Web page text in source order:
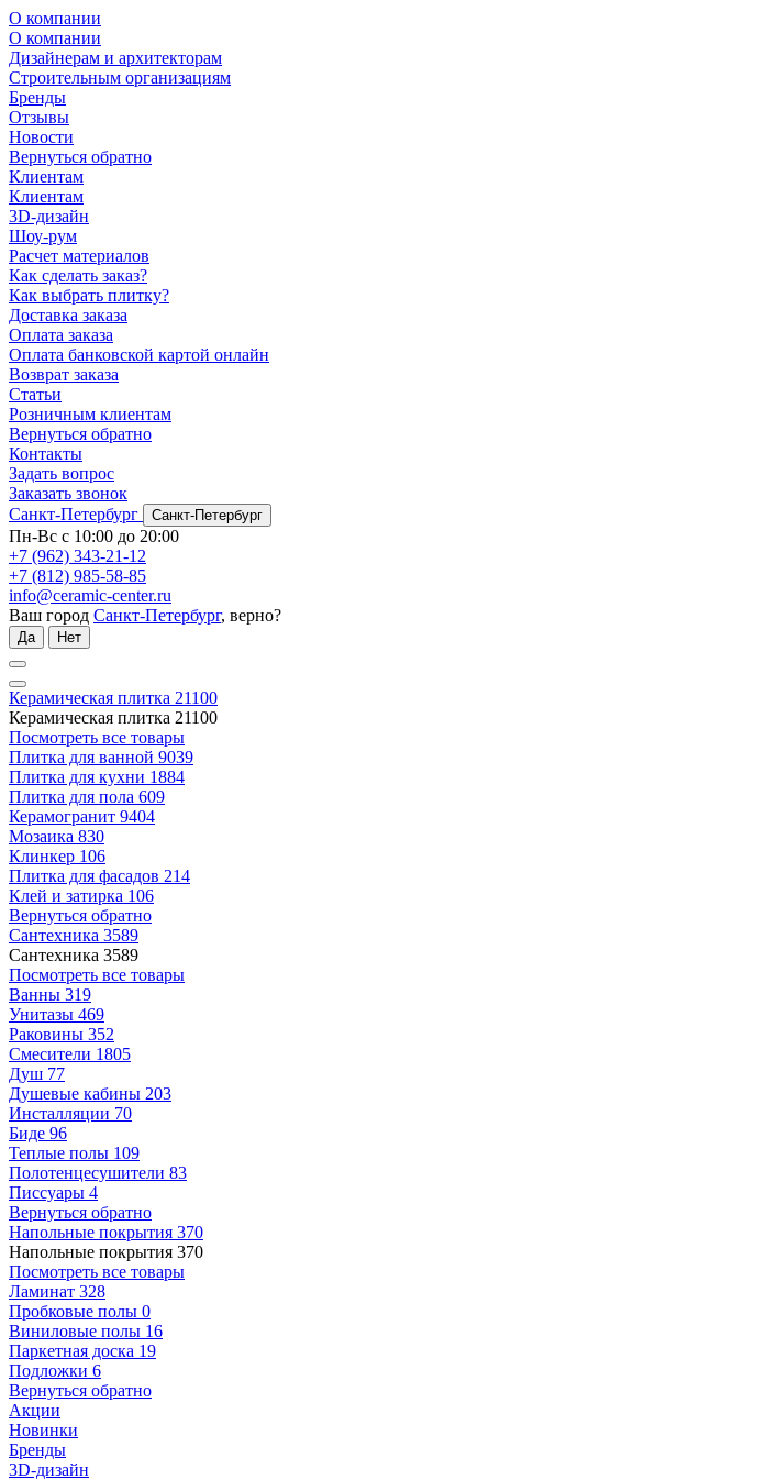
О компании
О компании
Дизайнерам и архитекторам
Строительным организациям
Бренды
Отзывы
Новости
Вернуться обратно
Клиентам
Клиентам
3D-дизайн
Шоу-рум
Расчет материалов
Как сделать заказ?
Как выбрать плитку?
Доставка заказа
Оплата заказа
Оплата банковской картой онлайн
Возврат заказа
Статьи
Розничным клиентам
Вернуться обратно
Контакты
Задать вопрос
Заказать звонок
Санкт-Петербург
Санкт-Петербург
Пн-Вс с 10:00 до 20:00
+7 (962) 343-21-12
+7 (812) 985-58-85
info@ceramic-center.ru
Ваш город Санкт-Петербург, верно?
Да Нет
Керамическая плитка 21100
Керамическая плитка 21100
Посмотреть все товары
Плитка для ванной 9039
Плитка для кухни 1884
Плитка для пола 609
Керамогранит 9404
Мозаика 830
Клинкер 106
Плитка для фасадов 214
Клей и затирка 106
Вернуться обратно
Сантехника 3589
Сантехника 3589
Посмотреть все товары
Ванны 319
Унитазы 469
Раковины 352
Смесители 1805
Душ 77
Душевые кабины 203
Инсталляции 70
Биде 96
Теплые полы 109
Полотенцесушители 83
Писсуары 4
Вернуться обратно
Напольные покрытия 370
Напольные покрытия 370
Посмотреть все товары
Ламинат 328
Пробковые полы 0
Виниловые полы 16
Паркетная доска 19
Подложки 6
Вернуться обратно
Акции
Новинки
Бренды
3D-дизайн